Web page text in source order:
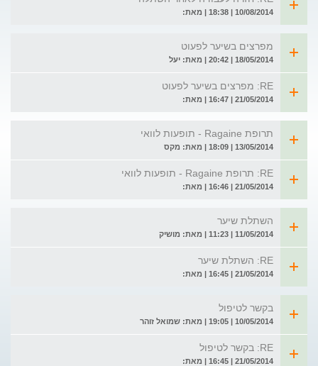
10/08/2014 | 18:38 | מאת:
מפרצים בשיער לפעוט
18/05/2014 | 20:42 | מאת: יעל
RE: מפרצים בשיער לפעוט
21/05/2014 | 16:47 | מאת:
תרופת Ragaine - תופעות לוואי
13/05/2014 | 18:09 | מאת: מקס
RE: תרופת Ragaine - תופעות לוואי
21/05/2014 | 16:46 | מאת:
השתלת שיער
11/05/2014 | 11:23 | מאת: מושיק
RE: השתלת שיער
21/05/2014 | 16:45 | מאת:
בקשר לטיפול
10/05/2014 | 19:05 | מאת: שמואל זוהר
RE: בקשר לטיפול
21/05/2014 | 16:45 | מאת: